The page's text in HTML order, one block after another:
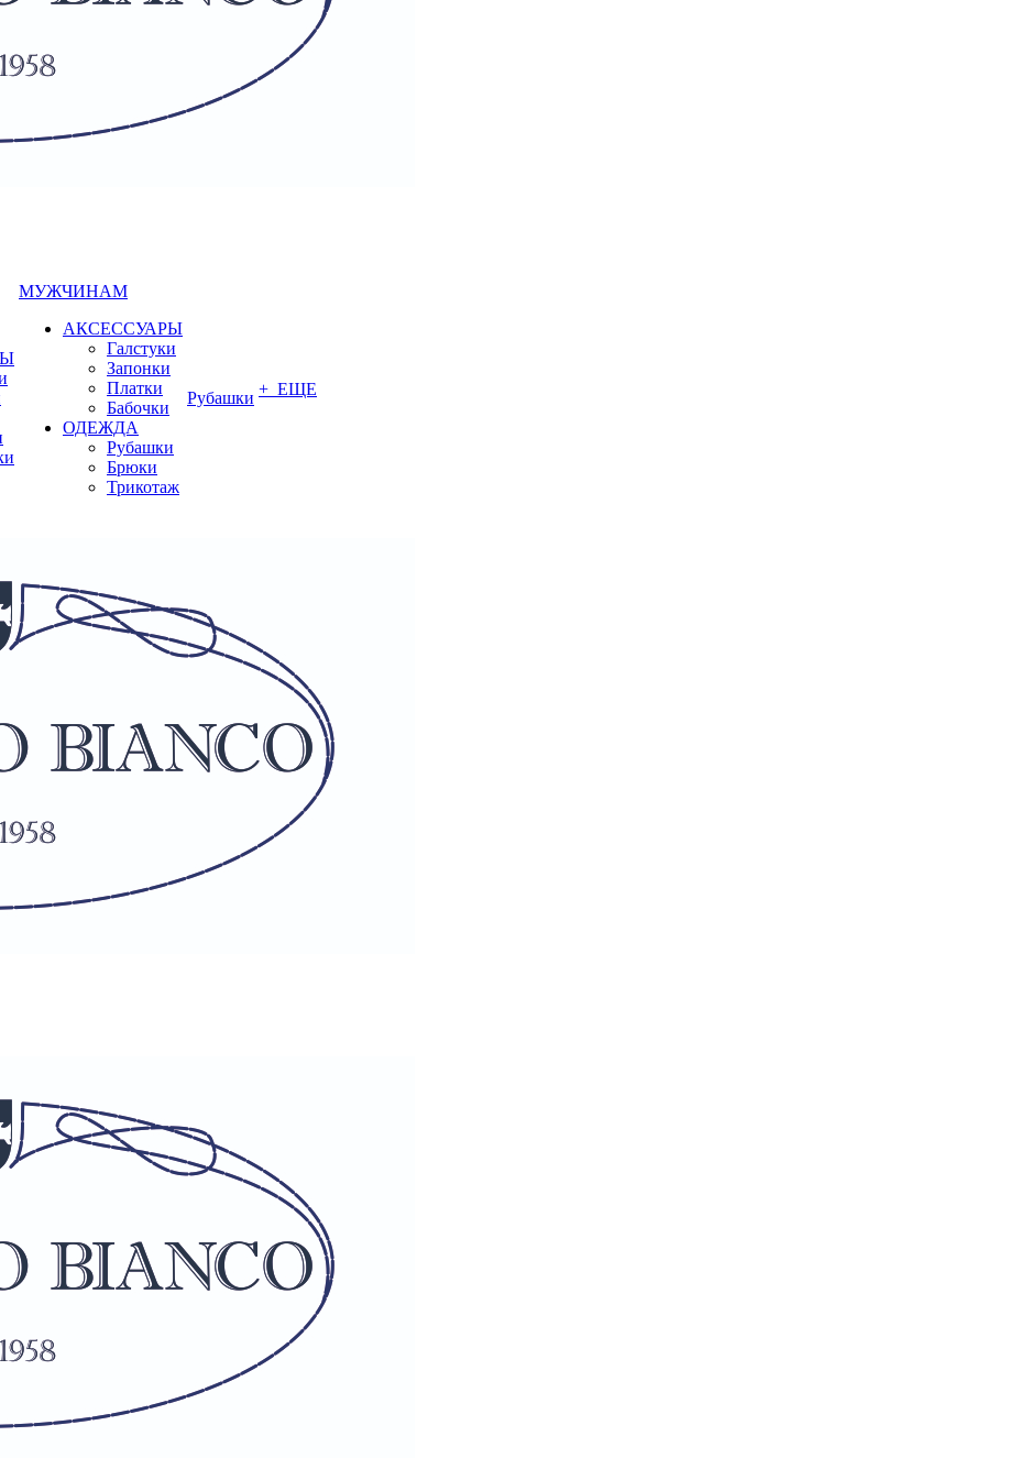
МУЖЧИНАМ
АКСЕССУАРЫ
Галстуки
Запонки
Платки
Бабочки
ОДЕЖДА
Рубашки
Брюки
Трикотаж
Рубашки + ЕЩЕ